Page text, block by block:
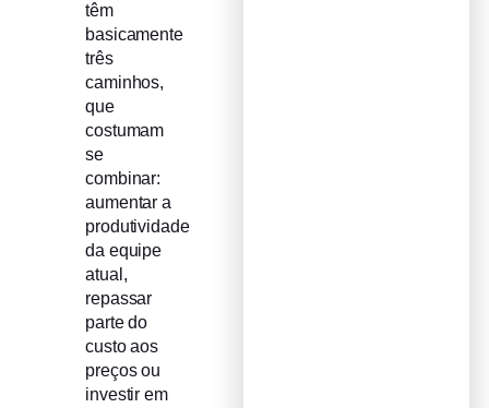
têm
basicamente
três
caminhos,
que
costumam
se
combinar:
aumentar a
produtividade
da equipe
atual,
repassar
parte do
custo aos
preços ou
investir em